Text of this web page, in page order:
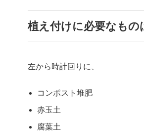
植え付けに必要なもの
左から時計回りに、
コンポスト堆肥
赤玉土
腐葉土